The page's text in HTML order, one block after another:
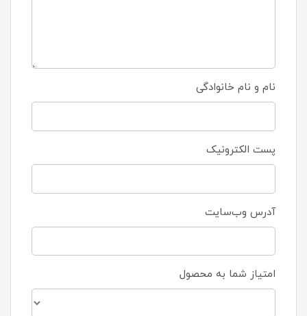
نام و نام خانوادگی
پست الکترونیک
آدرس وب‌سایت
امتیاز شما به محصول